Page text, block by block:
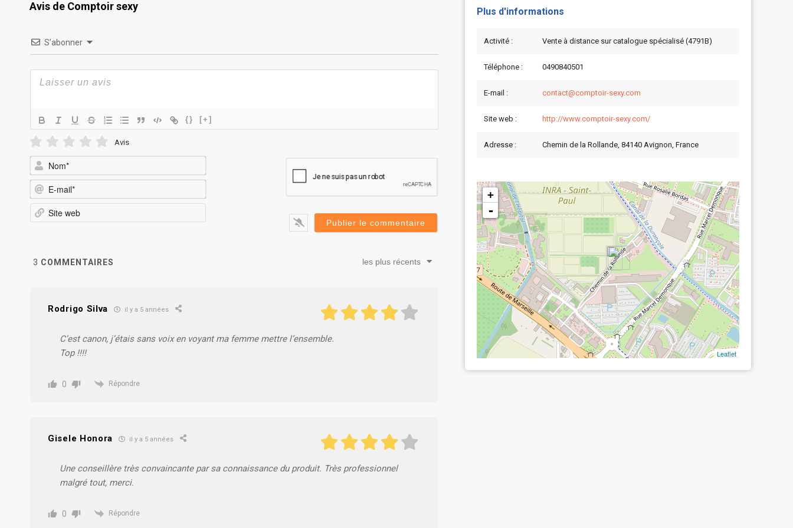
Avis de Comptoir sexy
S’abonner
{} [+]
Avis
mail*
3 COMMENTAIRES les plus récents
Rodrigo Silva il y a 5 années
C’est canon, j’étais sans voix en voyant ma femme mettre l’ensemble.
Top !!!!
0 Répondre
Gisele Honora il y a 5 années
Une conseillère très convaincante par sa connaissance du produit. Très professionnel
malgré tout, merci.
0 Répondre
Plus d'informations
Activité : Vente à distance sur catalogue spécialisé (4791B)
Téléphone : 0490840501
E-mail : contact@comptoir-sexy.com
Site web : http://www.comptoir-sexy.com/
Adresse : Chemin de la Rollande, 84140 Avignon, France
+
-
Leaflet